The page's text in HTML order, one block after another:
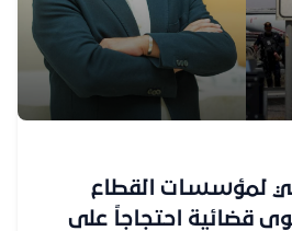
لمؤسسات القطاع
قضائية احتجاجاً على